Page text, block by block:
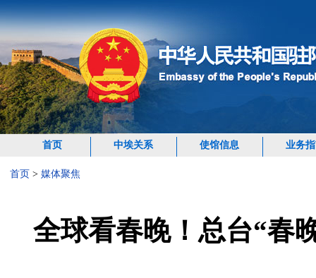
首页 中埃关系 使馆信息 业务
首页 > 媒体聚焦
全球看春晚！总台“春